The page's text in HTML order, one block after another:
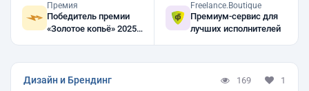
Премия
Победитель премии
«Золотое копьё» 2025,
Freelance.Boutique
Премиум-сервис для
лучших исполнителей
Дизайн и Брендинг 169 1